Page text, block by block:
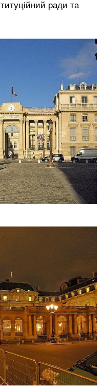
ради та